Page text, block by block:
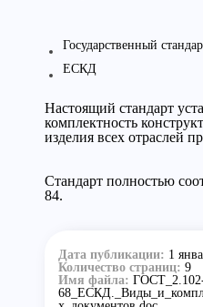
Государственный
ЕСКД
Настоящий стандарт
комплектность
изделия всех отраслей
Стандарт полностью
84.
Дата публикации: 1
Количество страниц: 9
Имя файла: